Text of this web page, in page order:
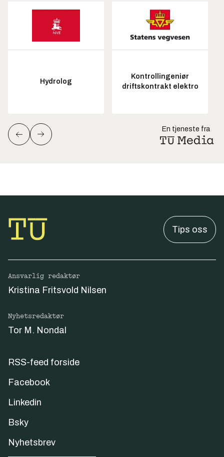
Hydrolog
Kontrollingeniør
driftskontrakt elektro
En tjeneste fra
Tips oss
Ansvarlig redaktør
Kristina Fritsvold Nilsen
Nyhetsredaktør
Tor M. Nondal
RSS-feed forside
Facebook
Linkedin
Bsky
Nyhetsbrev